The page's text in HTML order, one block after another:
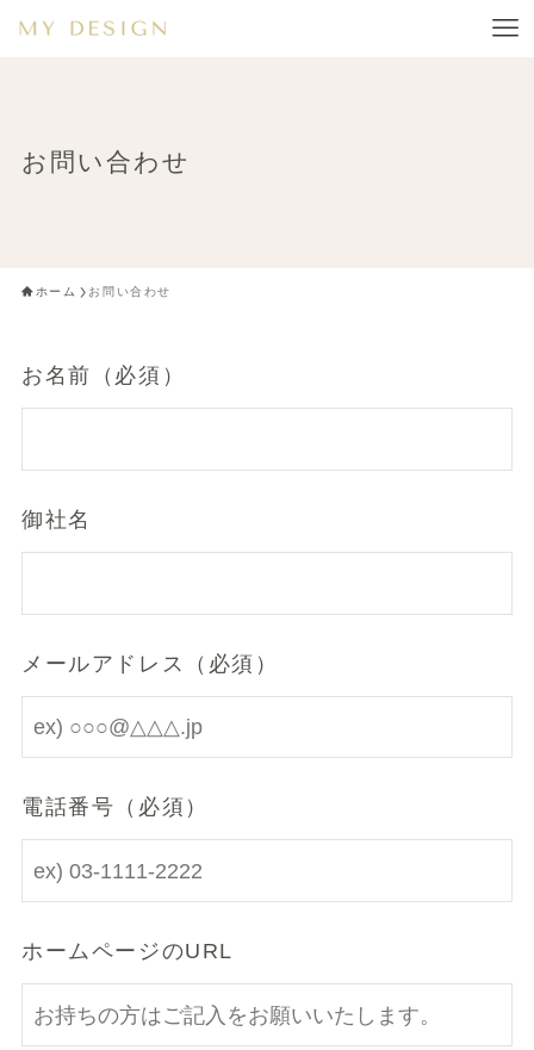
お問い合わせ
ホーム お問い合わせ
お名前（必須）
御社名
メールアドレス（必須）
電話番号（必須）
ホームページのURL